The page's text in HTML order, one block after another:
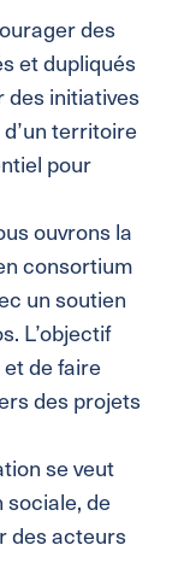
des
et dupliqués
des initiatives
territoire
pour
ouvrons la
consortium
un soutien
L’objectif
de faire
des projets
se veut
sociale, de
des acteurs